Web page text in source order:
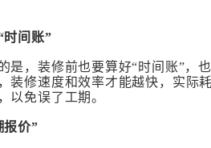
时间账”
是，装修前也要算好“时间账”，
装修速度和效率才能越快，实际
以免误了工期。
报价”